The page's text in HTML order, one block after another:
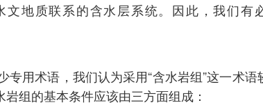
地质联系的含水层系统。因此，我们有
用术语，我们认为采用“含水岩组”这一术
组的基本条件应该由三方面组成：